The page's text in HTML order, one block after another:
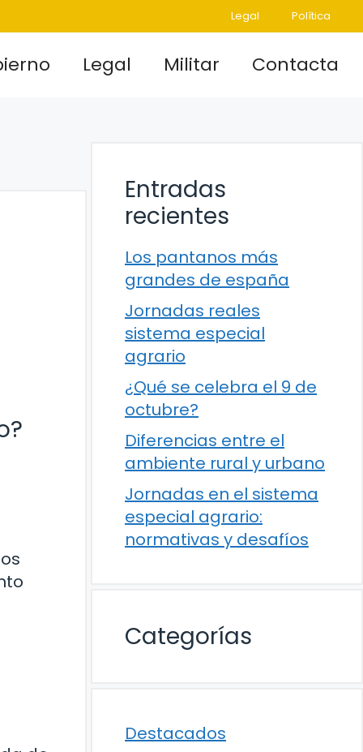
Legal Política
Legal Militar Contacta
Entradas
recientes
Los pantanos más
grandes de españa
Jornadas reales
sistema especial
agrario
¿Qué se celebra el 9 de
octubre?
Diferencias entre el
ambiente rural y urbano
Jornadas en el sistema
especial agrario:
normativas y desafíos
Categorías
Destacados